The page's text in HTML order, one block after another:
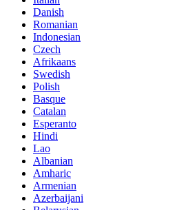
Danish
Romanian
Indonesian
Czech
Afrikaans
Swedish
Polish
Basque
Catalan
Esperanto
Hindi
Lao
Albanian
Amharic
Armenian
Azerbaijani